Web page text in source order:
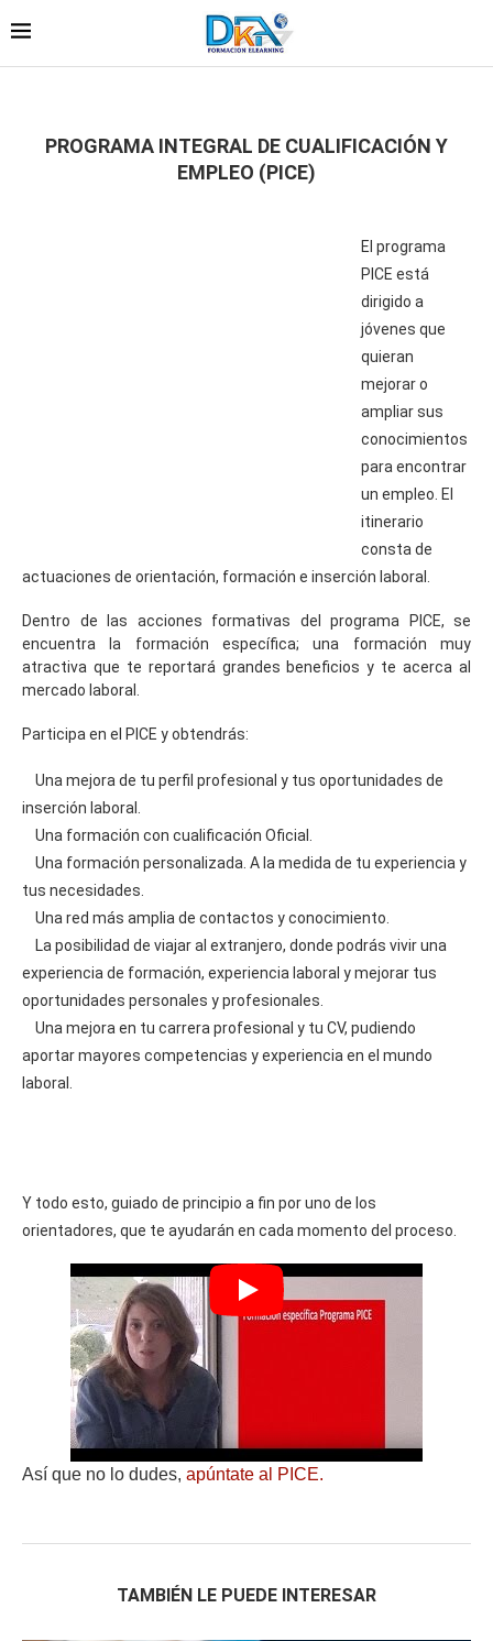
PROGRAMA INTEGRAL DE CUALIFICACIÓN Y
EMPLEO (PICE)
El programa
PICE está
dirigido a
jóvenes que
quieran
mejorar o
ampliar sus
conocimientos
para encontrar
un empleo. El
itinerario
consta de
actuaciones de orientación, formación e inserción laboral.
Dentro de las acciones formativas del programa PICE, se
encuentra la formación específica; una formación muy
atractiva que te reportará grandes beneficios y te acerca al
mercado laboral.
Participa en el PICE y obtendrás:
Una mejora de tu perfil profesional y tus oportunidades de
inserción laboral.
Una formación con cualificación Oficial.
Una formación personalizada. A la medida de tu experiencia y
tus necesidades.
Una red más amplia de contactos y conocimiento.
La posibilidad de viajar al extranjero, donde podrás vivir una
experiencia de formación, experiencia laboral y mejorar tus
oportunidades personales y profesionales.
Una mejora en tu carrera profesional y tu CV, pudiendo
aportar mayores competencias y experiencia en el mundo
laboral.
Y todo esto, guiado de principio a fin por uno de los
orientadores, que te ayudarán en cada momento del proceso.
Así que no lo dudes, apúntate al PICE.
TAMBIÉN LE PUEDE INTERESAR